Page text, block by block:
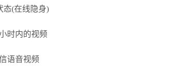
态(在线隐身)
时内的视频
语音视频